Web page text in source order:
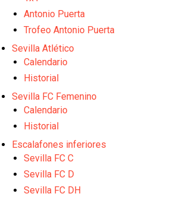
El Sevilla Juvenil A última
La cita ante el Espanyol a
Juanlu de vuelta a Sevilla para
Antonio Puerta
Trofeo Antonio Puerta
Sevilla Atlético
Calendario
Historial
Sevilla FC Femenino
Calendario
Historial
Escalafones inferiores
Sevilla FC C
Sevilla FC D
Sevilla FC DH